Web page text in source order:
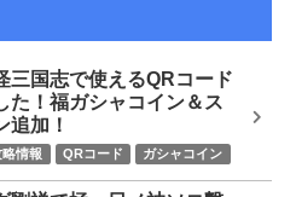
三国志で使えるQRコード
た！福ガシャコイン＆ス
追加！
略情報 QRコード ガシャコイン